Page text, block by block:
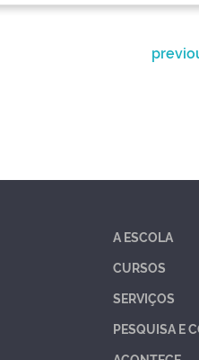
A ESCOLA
CURSOS
SERVIÇOS
PESQUISA E